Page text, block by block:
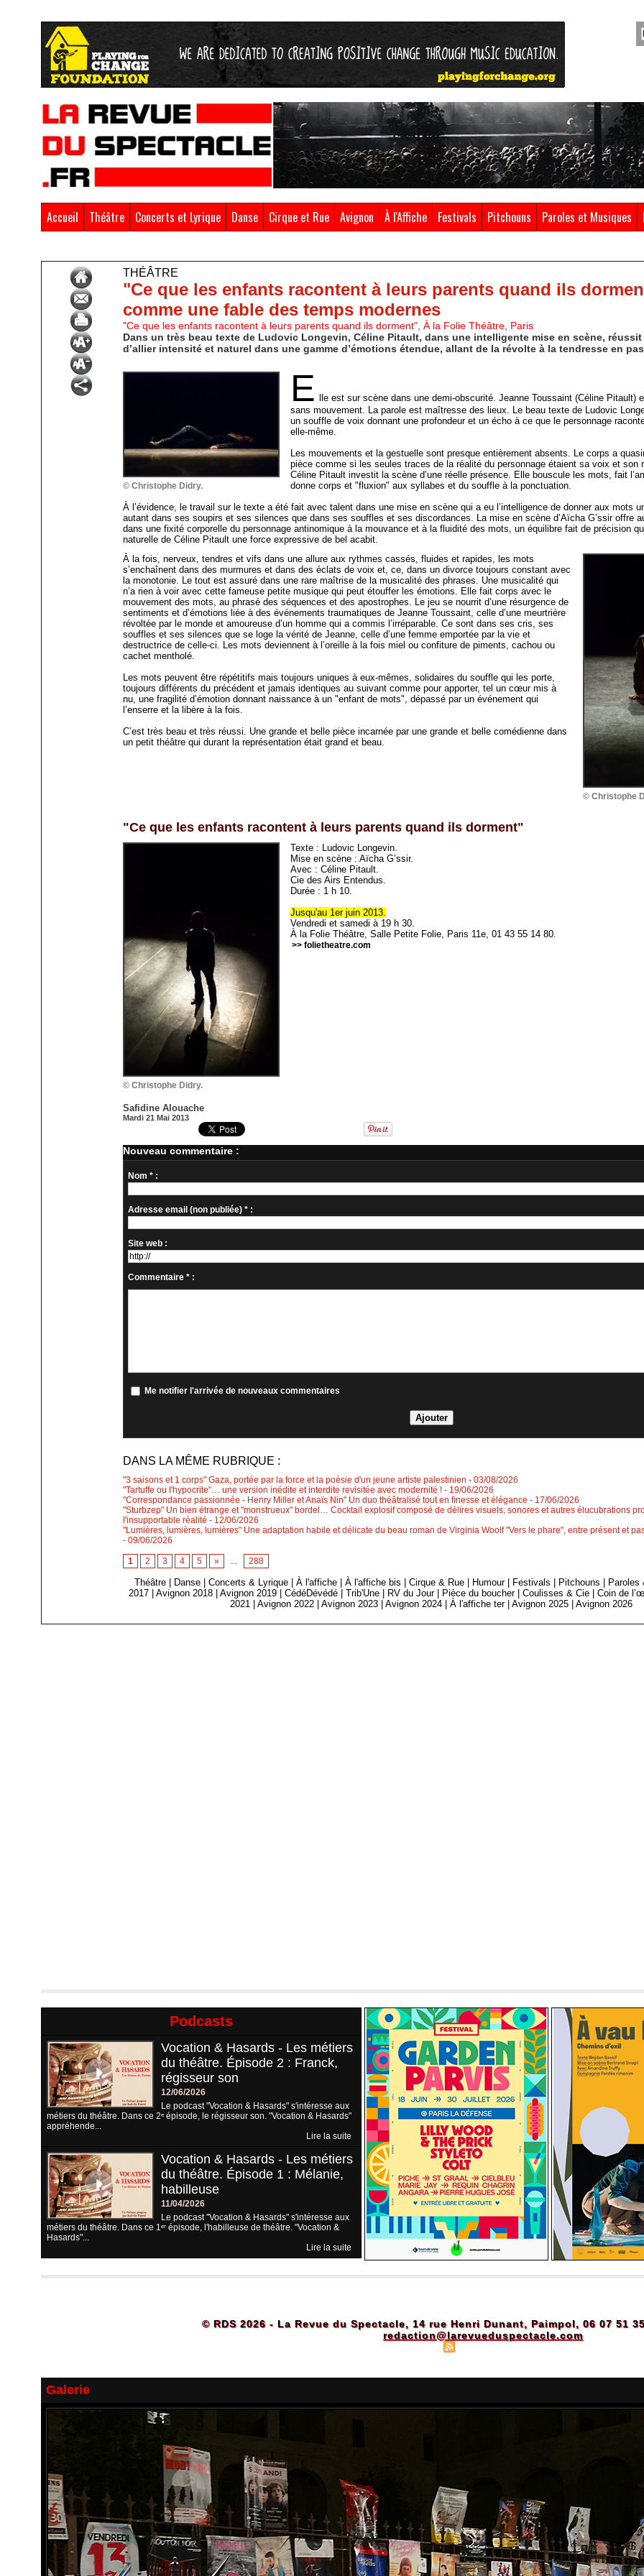
Accueil Théâtre Concerts et Lyrique Danse Cirque et Rue Avignon À l'Affiche Festivals Pitchouns Paroles et Musiques
THÉÂTRE
"Ce que les enfants racontent à leurs parents quand ils
comme une fable des temps modernes
"Ce que les enfants racontent à leurs parents quand ils dorment", À la Folie Théâtre, Paris
Dans un très beau texte de Ludovic Longevin, Céline Pitault, dans une intelligente mise en scène,
d’allier intensité et naturel dans une gamme d’émotions étendue, allant de la révolte à la tendresse en
© Christophe Didry.
E
lle est sur scène dans une demi-obscurité. Jeanne Toussaint (Céline Pitault)
sans mouvement. La parole est maîtresse des lieux. Le beau texte de Ludovic
un souffle de voix donnant une profondeur et un écho à ce que le personnage
elle-même.
Les mouvements et la gestuelle sont presque entièrement absents. Le corps a
pièce comme si les seules traces de la réalité du personnage étaient sa voix et son
Céline Pitault investit la scène d’une réelle présence. Elle bouscule les mots, fait
donne corps et "fluxion" aux syllabes et du souffle à la ponctuation.
À l’évidence, le travail sur le texte a été fait avec talent dans une mise en scène qui a eu l’intelligence de donner aux mots
autant dans ses soupirs et ses silences que dans ses souffles et ses discordances. La mise en scène d’Aïcha G’ssir offre
dans une fixité corporelle du personnage antinomique à la mouvance et à la fluidité des mots, un équilibre fait de précision
naturelle de Céline Pitault une force expressive de bel acabit.
© Christophe
À la fois, nerveux, tendres et vifs dans une allure aux rythmes cassés, fluides et rapides, les mots
s’enchaînent dans des murmures et dans des éclats de voix et, ce, dans un divorce toujours constant avec
la monotonie. Le tout est assuré dans une rare maîtrise de la musicalité des phrases. Une musicalité qui
n’a rien à voir avec cette fameuse petite musique qui peut étouffer les émotions. Elle fait corps avec le
mouvement des mots, au phrasé des séquences et des apostrophes. Le jeu se nourrit d’une résurgence de
sentiments et d’émotions liée à des événements traumatiques de Jeanne Toussaint, celle d’une meurtrière
révoltée par le monde et amoureuse d’un homme qui a commis l’irréparable. Ce sont dans ses cris, ses
souffles et ses silences que se loge la vérité de Jeanne, celle d’une femme emportée par la vie et
destructrice de celle-ci. Les mots deviennent à l’oreille à la fois miel ou confiture de piments, cachou ou
cachet mentholé.
Les mots peuvent être répétitifs mais toujours uniques à eux-mêmes, solidaires du souffle qui les porte,
toujours différents du précédent et jamais identiques au suivant comme pour apporter, tel un cœur mis à
nu, une fragilité d’émotion donnant naissance à un "enfant de mots", dépassé par un événement qui
l’enserre et la libère à la fois.
C’est très beau et très réussi. Une grande et belle pièce incarnée par une grande et belle comédienne dans
un petit théâtre qui durant la représentation était grand et beau.
"Ce que les enfants racontent à leurs parents quand ils dorment"
© Christophe Didry.
Texte : Ludovic Longevin.
Mise en scène : Aïcha G’ssir.
Avec : Céline Pitault.
Cie des Airs Entendus.
Durée : 1 h 10.
Jusqu'au 1er juin 2013.
Vendredi et samedi à 19 h 30.
À la Folie Théâtre, Salle Petite Folie, Paris 11e, 01 43 55 14 80.
>> folietheatre.com
Safidine Alouache
Mardi 21 Mai 2013
Nouveau commentaire :
Nom * :
Adresse email (non publiée) * :
Site web :
Commentaire * :
Me notifier l'arrivée de nouveaux commentaires
DANS LA MÊME RUBRIQUE :
"3 saisons et 1 corps" Gaza, portée par la force et la poésie d'un jeune artiste palestinien - 03/08/2026
"Tartuffe ou l'hypocrite"… une version inédite et interdite revisitée avec modernité ! - 19/06/2026
"Correspondance passionnée - Henry Miller et Anaïs Nin" Un duo théâtralisé tout en finesse et élégance - 17/06/2026
"Sturbzep" Un bien étrange et "monstrueux" bordel… Cocktail explosif composé de délires visuels, sonores et autres élucubrations
l'insupportable réalité - 12/06/2026
"Lumières, lumières, lumières" Une adaptation habile et délicate du beau roman de Virginia Woolf "Vers le phare", entre présent et
- 09/06/2026
1 2 3 4 5 » ... 288
Théâtre Danse |Concerts & Lyrique |À l'affiche |À l'affiche bis |Cirque & Rue Humour Festivals Pitchouns Paroles
2017
|Avignon 2018 |Avignon 2019 |CédéDévédé |Trib'Une RV du Jour Pièce du boucher |Coulisses & Cie |Coin de
2021
|Avignon 2022 |Avignon 2023 |Avignon 2024 |À l'affiche ter |Avignon 2025 |Avignon 2026
Podcasts
Vocation & Hasards - Les métiers
du théâtre. Épisode 2 : Franck,
régisseur son
12/06/2026
Le podcast "Vocation & Hasards" s'intéresse aux
métiers du théâtre. Dans ce 2ᵉ épisode, le régisseur son. "Vocation & Hasards"
appréhende...
Lire la suite
Vocation & Hasards - Les métiers
du théâtre. Épisode 1 : Mélanie,
habilleuse
11/04/2026
Le podcast "Vocation & Hasards" s'intéresse aux
métiers du théâtre. Dans ce 1ᵉʳ épisode, l'habilleuse de théâtre. "Vocation &
Hasards"...
Lire la suite
© RDS 2026 - La Revue du Spectacle, 14 rue Henri Dunant, Paimpol, 06 07 51
redaction@larevueduspectacle.com
Galerie